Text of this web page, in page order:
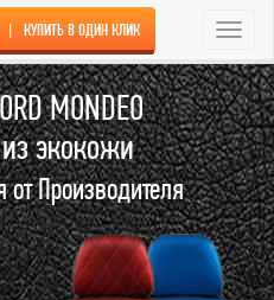
| КУПИТЬ В ОДИН КЛИК
MONDEO
экокожи
Производителя